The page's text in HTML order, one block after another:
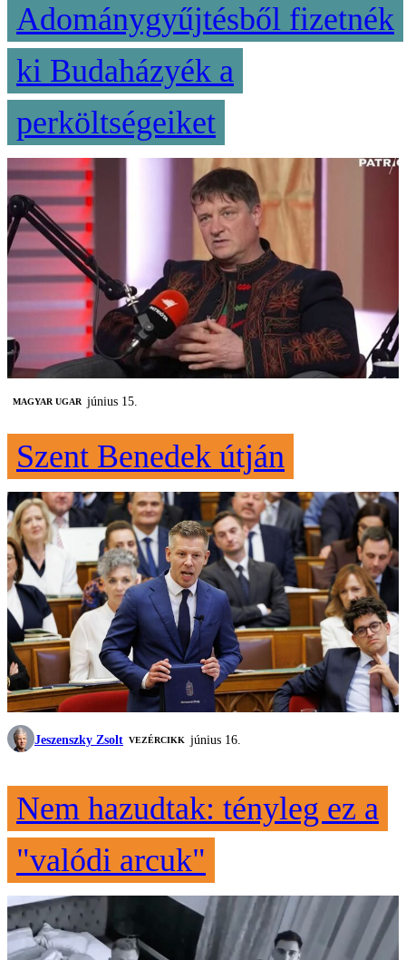
Adománygyűjtésből fizetnék
ki Budaházyék a
perköltségeiket
MAGYAR UGAR június 15.
Szent Benedek útján
Jeszenszky Zsolt VEZÉRCIKK június 16.
Nem hazudtak: tényleg ez a
"valódi arcuk"